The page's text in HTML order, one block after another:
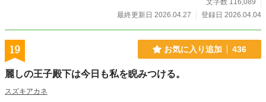
文字数 116,089
最終更新日 2026.04.27
登録日 2026.04.04
19 お気に入り追加 436
麗しの王子殿下は今日も私を睨みつける。
スズキアカネ